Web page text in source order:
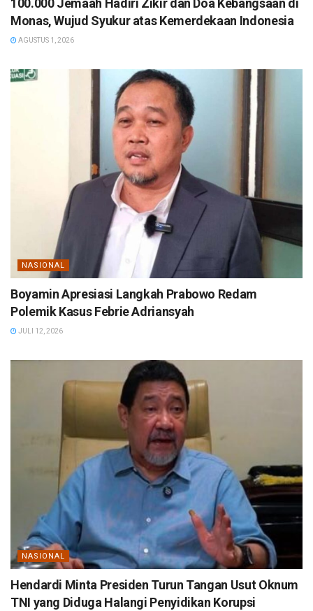
100.000 Jemaah Hadiri Zikir dan Doa Kebangsaan di
Monas, Wujud Syukur atas Kemerdekaan Indonesia
AGUSTUS 1, 2026
NASIONAL
Boyamin Apresiasi Langkah Prabowo Redam
Polemik Kasus Febrie Adriansyah
JULI 12, 2026
NASIONAL
Hendardi Minta Presiden Turun Tangan Usut Oknum
TNI yang Diduga Halangi Penyidikan Korupsi